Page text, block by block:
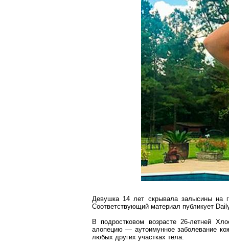
Девушка 14 лет скрывала залысины на
Соответствующий материал публикует
В подростковом возрасте 26-летней
алопецию — аутоимунноезаболевание
любых других участках тела.